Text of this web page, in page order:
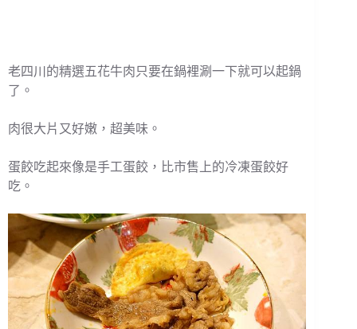
老四川的精選五花牛肉只要在鍋裡涮一下就可以起鍋
了。
肉很大片又好嫩，超美味。
蛋餃吃起來像是手工蛋餃，比市售上的冷凍蛋餃好
吃。